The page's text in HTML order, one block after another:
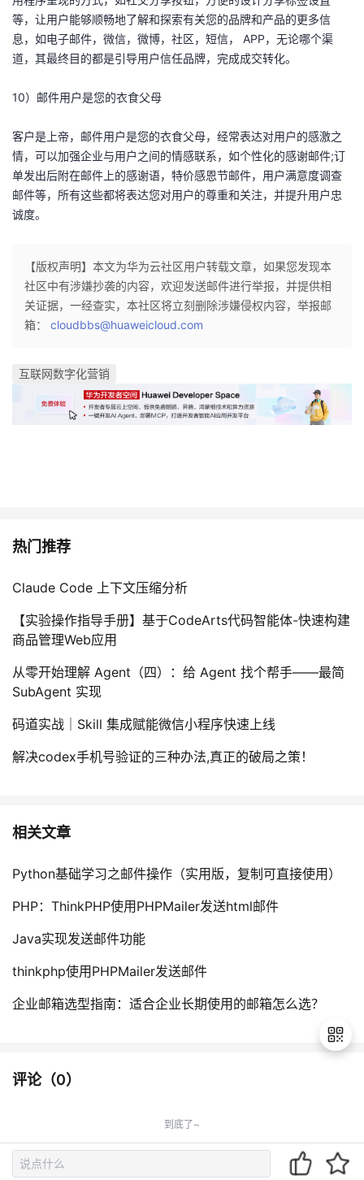
等，让用户能够顺畅地了解和探索有关您的品牌和产品的更多信
息，如电子邮件，微信，微博，社区，短信， APP，无论哪个渠
道，其最终目的都是引导用户信任品牌，完成成交转化。
10）邮件用户是您的衣食父母
客户是上帝，邮件用户是您的衣食父母，经常表达对用户的感激之
情，可以加强企业与用户之间的情感联系，如个性化的感谢邮件;订
单发出后附在邮件上的感谢语，特价感恩节邮件，用户满意度调查
邮件等，所有这些都将表达您对用户的尊重和关注，并提升用户忠
诚度。
【版权声明】本文为华为云社区用户转载文章，如果您发现本
社区中有涉嫌抄袭的内容，欢迎发送邮件进行举报，并提供相
关证据，一经查实，本社区将立刻删除涉嫌侵权内容，举报邮
箱： cloudbbs@huaweicloud.com
互联网数字化营销
热门推荐
Claude Code 上下文压缩分析
【实验操作指导手册】基于CodeArts代码智能体-快速构建
商品管理Web应用
从零开始理解 Agent（四）：给 Agent 找个帮手——最简
SubAgent 实现
码道实战｜Skill 集成赋能微信小程序快速上线
解决codex手机号验证的三种办法,真正的破局之策！
相关文章
Python基础学习之邮件操作（实用版，复制可直接使用）
PHP：ThinkPHP使用PHPMailer发送html邮件
Java实现发送邮件功能
thinkphp使用PHPMailer发送邮件
企业邮箱选型指南：适合企业长期使用的邮箱怎么选？
评论（0）
到底了~